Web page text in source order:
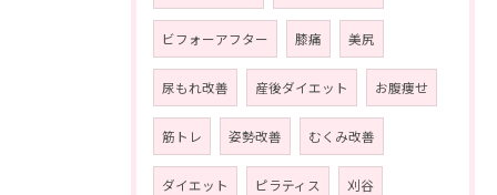
ビフォーアフター 膝痛 美尻
尿もれ改善 産後ダイエット お腹痩せ
筋トレ 姿勢改善 むくみ改善
ダイエット ピラティス 刈谷